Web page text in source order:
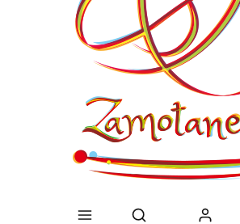
Otwórz